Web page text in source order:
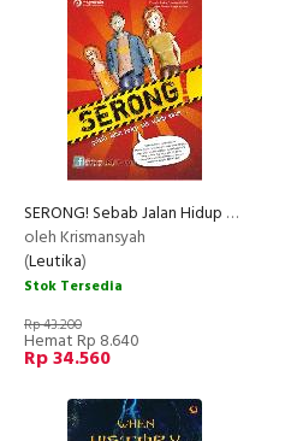
SERONG! Sebab Jalan Hidup Tak Selalu Lurus
oleh Krismansyah
(Leutika)
Stok Tersedia
Rp 43.200
Hemat Rp 8.640
Rp 34.560